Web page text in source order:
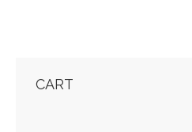
CART